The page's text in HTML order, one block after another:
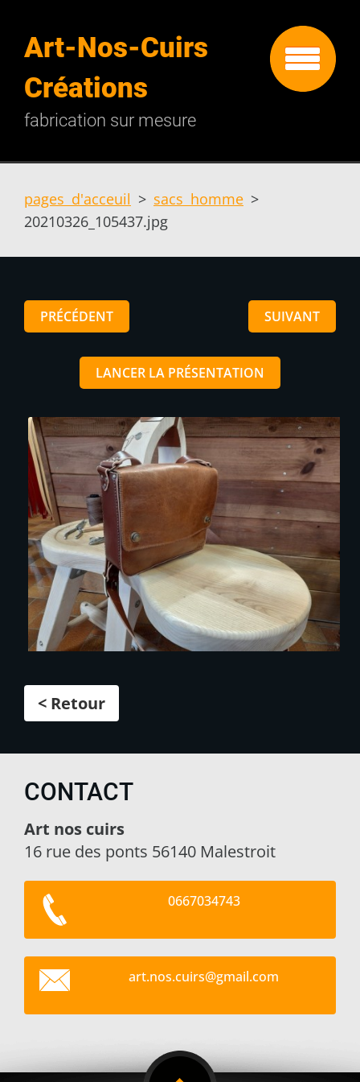
Art-Nos-Cuirs
Créations
fabrication sur mesure
pages d'acceuil > sacs homme >
20210326_105437.jpg
PRÉCÉDENT SUIVANT
LANCER LA PRÉSENTATION
< Retour
CONTACT
Art nos cuirs
16 rue des ponts 56140 Malestroit
0667034743
art.nos.cuirs@gmail.com